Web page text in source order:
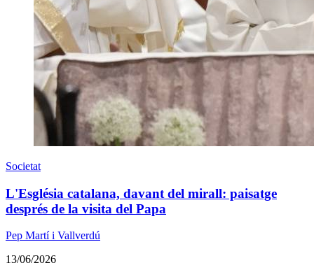
Societat
L'Església catalana, davant del mirall: paisatge
després de la visita del Papa
Pep Martí i Vallverdú
13/06/2026